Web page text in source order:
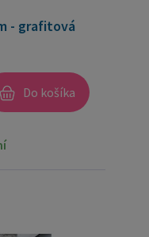
- grafitová
Do košíka